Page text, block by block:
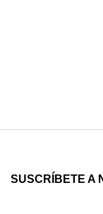
SUSCRÍBETE A